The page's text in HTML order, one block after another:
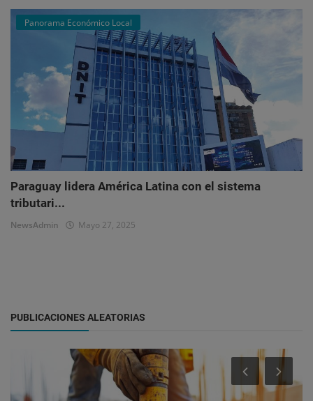
Panorama Económico Local
Paraguay lidera América Latina con el sistema
tributari...
NewsAdmin Mayo 27, 2025
PUBLICACIONES ALEATORIAS